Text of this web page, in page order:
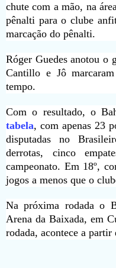
chute com a mão, na
pênalti para o clube
marcação do pênalti.
Róger Guedes anotou o
Cantillo e Jô
tempo.
Com o resultado, o
tabela, com apenas 23
disputadas no
derrotas, cinco
campeonato. Em 18º,
jogos a menos que o
Na próxima rodada o
Arena da Baixada, em
rodada, acontece a